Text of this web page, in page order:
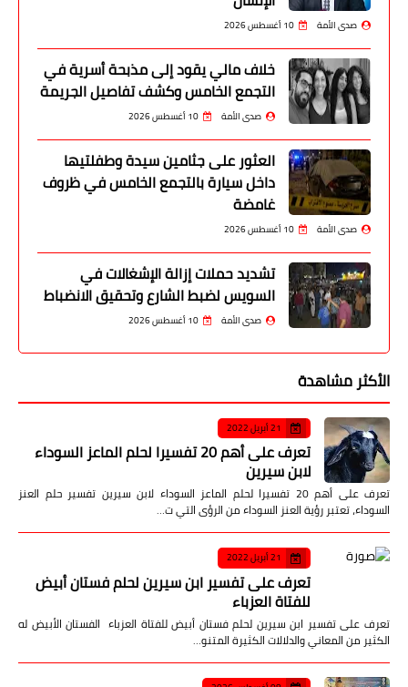
صدى الأمة 10 أغسطس 2026
خلاف مالي يقود إلى مذبحة أسرية في
التجمع الخامس وكشف تفاصيل الجريمة
صدى الأمة 10 أغسطس 2026
العثور على جثامين سيدة وطفلتيها
داخل سيارة بالتجمع الخامس في ظروف
غامضة
صدى الأمة 10 أغسطس 2026
تشديد حملات إزالة الإشغالات في
السويس لضبط الشارع وتحقيق الانضباط
صدى الأمة 10 أغسطس 2026
الأكثر مشاهدة
21 أبريل 2022
تعرف على أهم 20 تفسيرا لحلم الماعز السوداء
لابن سيرين
تعرف على أهم 20 تفسيرا لحلم الماعز السوداء لابن سيرين تفسير حلم العنز
السوداء، تعتبر رؤية العنز السوداء من الرؤى التي ت…
21 أبريل 2022
تعرف على تفسير ابن سيرين لحلم فستان أبيض
للفتاة العزباء
تعرف على تفسير ابن سيرين لحلم فستان أبيض للفتاة العزباء الفستان الأبيض له
الكثير من المعاني والدلالات الكثيرة المتنو…